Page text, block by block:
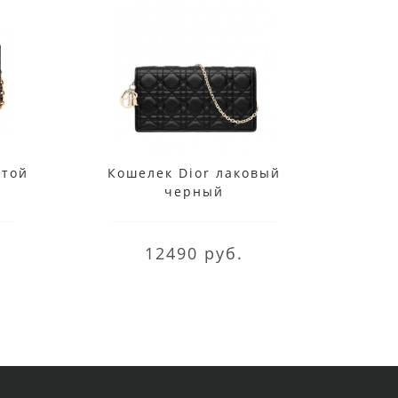
Кошелек Dior лаковый
черный
12490 руб.